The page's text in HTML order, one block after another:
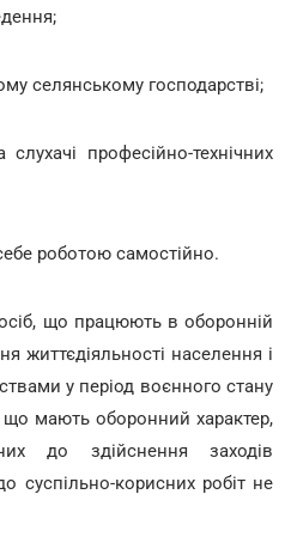
селянському господарстві;
професійно-технічних
роботою самостійно.
що працюють в оборонній
життєдіяльності населення і
у період воєнного стану
мають оборонний характер,
до здійснення заходів
суспільно-корисних робіт не